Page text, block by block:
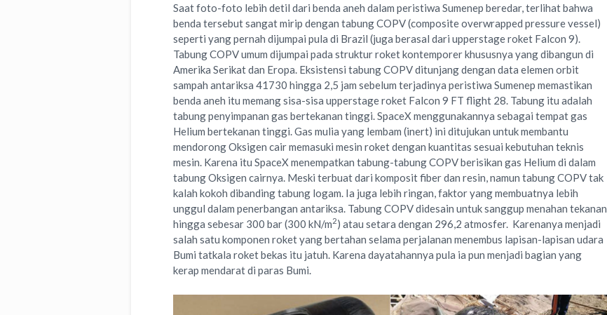
Saat foto-foto lebih detil dari benda aneh dalam peristiwa Sumenep beredar, terlihat bahwa
benda tersebut sangat mirip dengan tabung COPV (composite overwrapped pressure vessel)
seperti yang pernah dijumpai pula di Brazil (juga berasal dari upperstage roket Falcon 9).
Tabung COPV umum dijumpai pada struktur roket kontemporer khususnya yang dibangun di
Amerika Serikat dan Eropa. Eksistensi tabung COPV ditunjang dengan data elemen orbit
sampah antariksa 41730 hingga 2,5 jam sebelum terjadinya peristiwa Sumenep memastikan
benda aneh itu memang sisa-sisa upperstage roket Falcon 9 FT flight 28. Tabung itu adalah
tabung penyimpanan gas bertekanan tinggi. SpaceX menggunakannya sebagai tempat gas
Helium bertekanan tinggi. Gas mulia yang lembam (inert) ini ditujukan untuk membantu
mendorong Oksigen cair memasuki mesin roket dengan kuantitas sesuai kebutuhan teknis
mesin. Karena itu SpaceX menempatkan tabung-tabung COPV berisikan gas Helium di dalam
tabung Oksigen cairnya. Meski terbuat dari komposit fiber dan resin, namun tabung COPV tak
kalah kokoh dibanding tabung logam. Ia juga lebih ringan, faktor yang membuatnya lebih
unggul dalam penerbangan antariksa. Tabung COPV didesain untuk sanggup menahan tekanan
hingga sebesar 300 bar (300 kN/m2) atau setara dengan 296,2 atmosfer. Karenanya menjadi
salah satu komponen roket yang bertahan selama perjalanan menembus lapisan-lapisan udara
Bumi tatkala roket bekas itu jatuh. Karena dayatahannya pula ia pun menjadi bagian yang
kerap mendarat di paras Bumi.